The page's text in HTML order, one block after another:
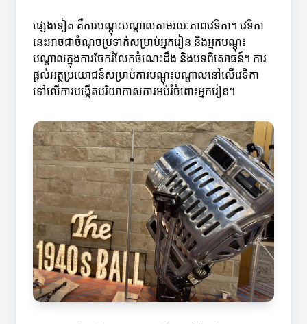
ផ្សេងទៀត គឺការបណ្តុះបណ្តាលតាមរយៈភាពវេទិកា។ វេទិកា
នេះអាចជាចំណុចប្រទាក់សម្រាប់អ្នករៀន និងអ្នកបណ្តុះ
បណ្តាលក្នុងការចែករំលែកចំណេះដឹង និងបទពិសោធន៍។ ការ
ផ្តល់អត្ថប្រយោជន៍សម្រាប់ការបណ្តុះបណ្តាលនៅលើវេទិកា
ទៅលើការបង្កើតបរិយាកាសការអប់រំចំពោះអ្នករៀន។